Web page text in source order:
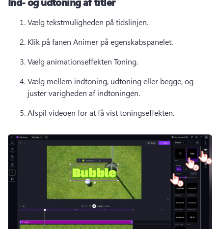
Vælg tekstmuligheden på tidslinjen.
Klik på fanen Animer på egenskabspanelet.
Vælg animationseffekten Toning.
Vælg mellem indtoning, udtoning eller begge, og
juster varigheden af indtoningen.
Afspil videoen for at få vist toningseffekten.